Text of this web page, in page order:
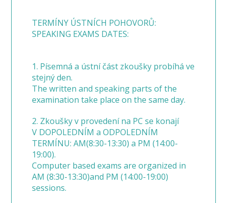
TERMÍNY ÚSTNÍCH POHOVORŮ:
SPEAKING EXAMS DATES:
1. Písemná a ústní část zkoušky probíhá ve
stejný den.
The written and speaking parts of the
examination take place on the same day.
2. Zkoušky v provedení na PC se konají
V DOPOLEDNÍM a ODPOLEDNÍM
TERMÍNU: AM(8:30-13:30) a PM (14:00-
19:00).
Computer based exams are organized in
AM (8:30-13:30)and PM (14:00-19:00)
sessions.